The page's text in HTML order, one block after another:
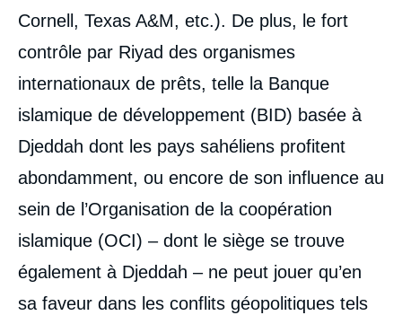
Cornell, Texas A&M, etc.). De plus, le fort
contrôle par Riyad des organismes
internationaux de prêts, telle la Banque
islamique de développement (BID) basée à
Djeddah dont les pays sahéliens profitent
abondamment, ou encore de son influence au
sein de l’Organisation de la coopération
islamique (OCI) – dont le siège se trouve
également à Djeddah – ne peut jouer qu’en
sa faveur dans les conflits géopolitiques tels